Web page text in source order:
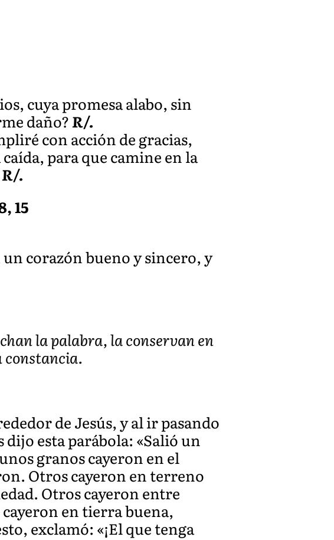
cuya promesa alabo, sin
daño?R/.
con acción de gracias,
para que camine en la
R/.
15
corazón bueno y sincero, y
la palabra, la conservan en
constancia.
de Jesús, y al ir pasando
esta parábola: «Salió un
granos cayeron en el
Otros cayeron en terreno
Otros cayeron entre
en tierra buena,
exclamó: «¡El que tenga